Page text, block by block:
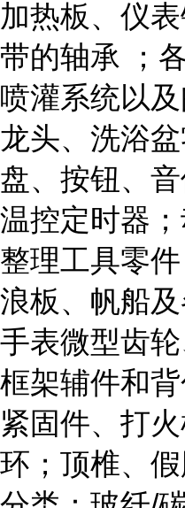
加热板、仪
带的轴承 ；
喷灌系统以
龙头、洗浴
盘、按钮、音
温控定时器
整理工具零
浪板、帆船
手表微型齿
框架辅件和背
紧固件、打
环；顶椎、